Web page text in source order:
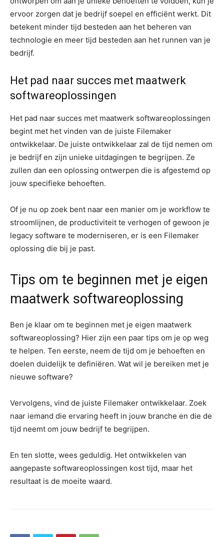
ervoor zorgen dat je bedrijf soepel en efficiënt werkt. Dit
betekent minder tijd besteden aan het beheren van
technologie en meer tijd besteden aan het runnen van je
bedrijf.
Het pad naar succes met maatwerk
softwareoplossingen
Het pad naar succes met maatwerk softwareoplossingen
begint met het vinden van de juiste Filemaker
ontwikkelaar. De juiste ontwikkelaar zal de tijd nemen om
je bedrijf en zijn unieke uitdagingen te begrijpen. Ze
zullen dan een oplossing ontwerpen die is afgestemd op
jouw specifieke behoeften.
Of je nu op zoek bent naar een manier om je workflow te
stroomlijnen, de productiviteit te verhogen of gewoon je
legacy software te moderniseren, er is een Filemaker
oplossing die bij je past.
Tips om te beginnen met je eigen
maatwerk softwareoplossing
Ben je klaar om te beginnen met je eigen maatwerk
softwareoplossing? Hier zijn een paar tips om je op weg
te helpen. Ten eerste, neem de tijd om je behoeften en
doelen duidelijk te definiëren. Wat wil je bereiken met je
nieuwe software?
Vervolgens, vind de juiste Filemaker ontwikkelaar. Zoek
naar iemand die ervaring heeft in jouw branche en die de
tijd neemt om jouw bedrijf te begrijpen.
En ten slotte, wees geduldig. Het ontwikkelen van
aangepaste softwareoplossingen kost tijd, maar het
resultaat is de moeite waard.